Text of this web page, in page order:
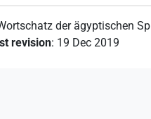
der ägyptischen
revision: 19 Dec 2019